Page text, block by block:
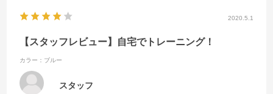
2020.5.1
【スタッフレビュー】自宅でトレーニング！
カラー：ブルー
スタッフ